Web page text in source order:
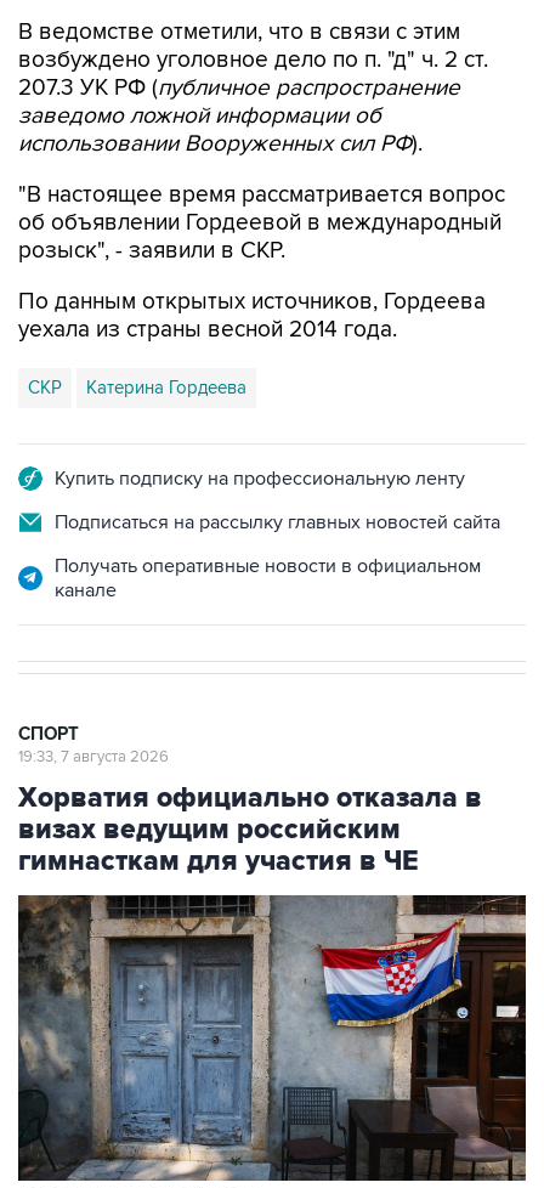
В ведомстве отметили, что в связи с этим
возбуждено уголовное дело по п. "д" ч. 2 ст.
207.3 УК РФ (публичное распространение
заведомо ложной информации об
использовании Вооруженных сил РФ).
"В настоящее время рассматривается вопрос
об объявлении Гордеевой в международный
розыск", - заявили в СКР.
По данным открытых источников, Гордеева
уехала из страны весной 2014 года.
СКР Катерина Гордеева
Купить подписку на профессиональную ленту
Подписаться на рассылку главных новостей сайта
Получать оперативные новости в официальном
канале
СПОРТ
19:33, 7 августа 2026
Хорватия официально отказала в
визах ведущим российским
гимнасткам для участия в ЧЕ